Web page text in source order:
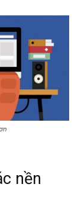
nền